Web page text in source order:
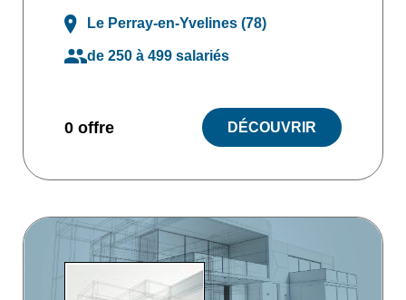
Le Perray-en-Yvelines (78)
de 250 à 499 salariés
0 offre DÉCOUVRIR